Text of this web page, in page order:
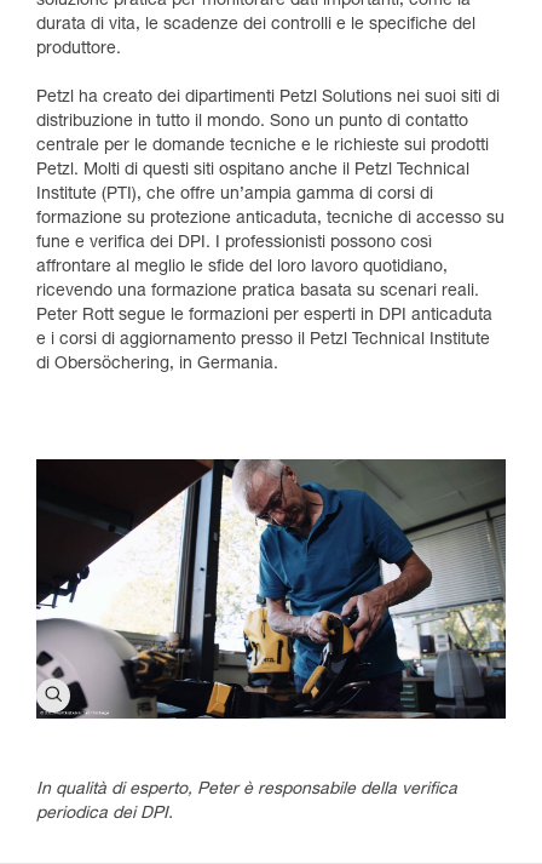
durata di vita, le scadenze dei controlli e le specifiche del
produttore.
Petzl ha creato dei dipartimenti Petzl Solutions nei suoi siti di
distribuzione in tutto il mondo. Sono un punto di contatto
centrale per le domande tecniche e le richieste sui prodotti
Petzl. Molti di questi siti ospitano anche il Petzl Technical
Institute (PTI), che offre un’ampia gamma di corsi di
formazione su protezione anticaduta, tecniche di accesso su
fune e verifica dei DPI. I professionisti possono così
affrontare al meglio le sfide del loro lavoro quotidiano,
ricevendo una formazione pratica basata su scenari reali.
Peter Rott segue le formazioni per esperti in DPI anticaduta
e i corsi di aggiornamento presso il Petzl Technical Institute
di Obersöchering, in Germania.
In qualità di esperto, Peter è responsabile della verifica
periodica dei DPI.